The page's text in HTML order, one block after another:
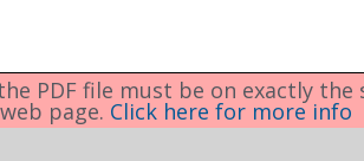
PDF file must be on exactly the
page. Click here for more info